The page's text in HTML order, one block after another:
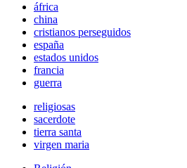
áfrica
china
cristianos perseguidos
españa
estados unidos
francia
guerra
religiosas
sacerdote
tierra santa
virgen maria